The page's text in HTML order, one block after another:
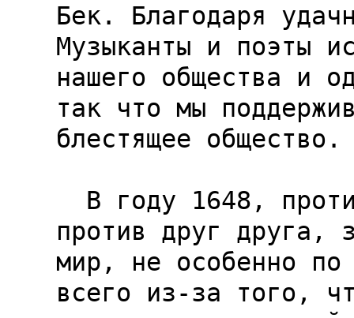
Бек. Благодаря
Музыканты и поэты
нашего общества и
так что мы
блестящее общество.
против друг друга,
мир, не особенно
всего из-за того,